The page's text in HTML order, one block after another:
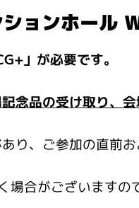
ョンホール
」が必要です。
念品の受け取り、
り、ご参加の直前
合がございますの